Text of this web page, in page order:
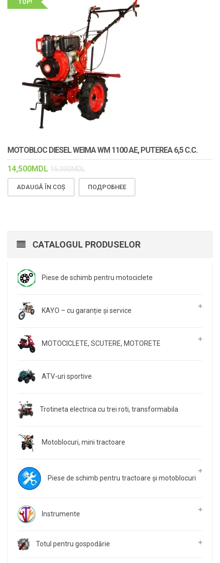
TOP!
MOTOBLOC DIESEL WEIMA WM 1100 AE, PUTEREA 6,5 C.C.
14,500MDL 15,000MDL
ADAUGĂ ÎN COȘ ПОДРОБНЕЕ
CATALOGUL PRODUSELOR
Piese de schimb pentru motociclete
KAYO – cu garanție și service
MOTOCICLETE, SCUTERE, MOTORETE
ATV-uri sportive
Trotineta electrica cu trei roti, transformabila
Motoblocuri, mini tractoare
Piese de schimb pentru tractoare și motoblocuri
Instrumente
Totul pentru gospodărie